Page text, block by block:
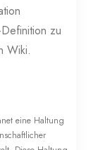
zu
Wiki.
eine Haltung